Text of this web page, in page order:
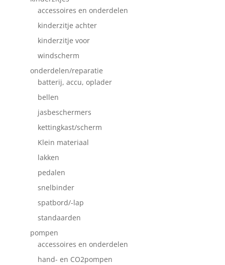
accessoires en onderdelen
kinderzitje achter
kinderzitje voor
windscherm
onderdelen/reparatie
batterij, accu, oplader
bellen
jasbeschermers
kettingkast/scherm
Klein materiaal
lakken
pedalen
snelbinder
spatbord/-lap
standaarden
pompen
accessoires en onderdelen
hand- en CO2pompen